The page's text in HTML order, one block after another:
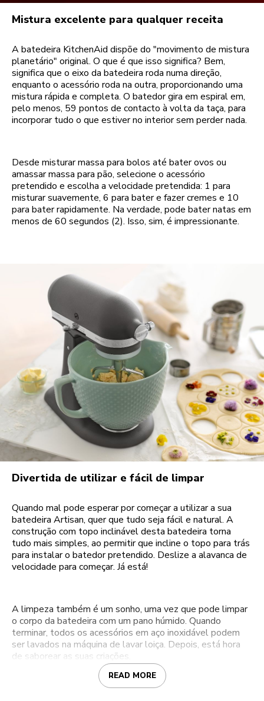
Mistura excelente para qualquer receita
A batedeira KitchenAid dispõe do "movimento de mistura
planetário" original. O que é que isso significa? Bem,
significa que o eixo da batedeira roda numa direção,
enquanto o acessório roda na outra, proporcionando uma
mistura rápida e completa. O batedor gira em espiral em,
pelo menos, 59 pontos de contacto à volta da taça, para
incorporar tudo o que estiver no interior sem perder nada.
Desde misturar massa para bolos até bater ovos ou
amassar massa para pão, selecione o acessório
pretendido e escolha a velocidade pretendida: 1 para
misturar suavemente, 6 para bater e fazer cremes e 10
para bater rapidamente. Na verdade, pode bater natas em
menos de 60 segundos (2). Isso, sim, é impressionante.
Divertida de utilizar e fácil de limpar
Quando mal pode esperar por começar a utilizar a sua
batedeira Artisan, quer que tudo seja fácil e natural. A
construção com topo inclinável desta batedeira torna
tudo mais simples, ao permitir que incline o topo para trás
para instalar o batedor pretendido. Deslize a alavanca de
velocidade para começar. Já está!
A limpeza também é um sonho, uma vez que pode limpar
o corpo da batedeira com um pano húmido. Quando
terminar, todos os acessórios em aço inoxidável podem
ser lavados na máquina de lavar loiça. Depois, está hora
de saborear as suas criações.
READ MORE